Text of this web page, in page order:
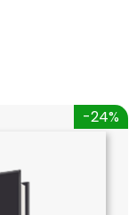
-24%